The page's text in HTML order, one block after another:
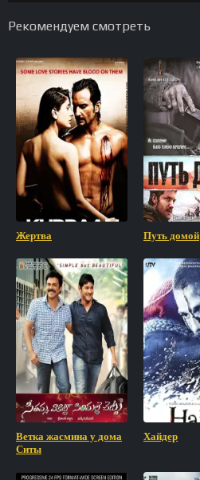
Рекомендуем смотреть
Жертва Путь домой
Ветка жасмина у дома
Ситы
Хайдер